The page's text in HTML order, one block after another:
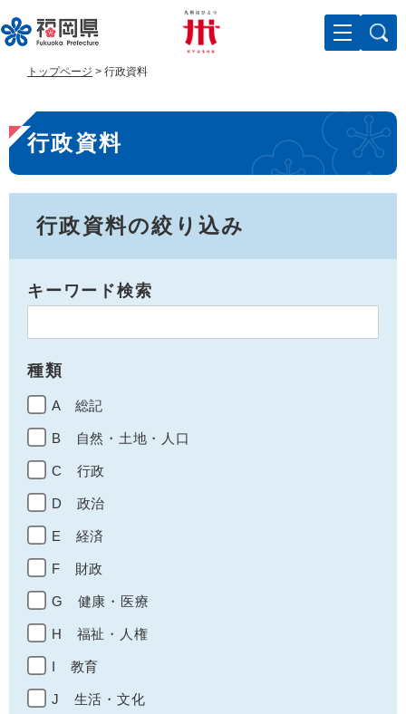
ー
ジ
で
す
ニ
ュ
ば
し
トップページ > 行政資料
本
文
行政資料
行政資料の絞り込み
キーワード検索
種類
A 総記
B 自然・土地・人口
C 行政
D 政治
E 経済
F 財政
G 健康・医療
H 福祉・人権
I 教育
J 生活・文化